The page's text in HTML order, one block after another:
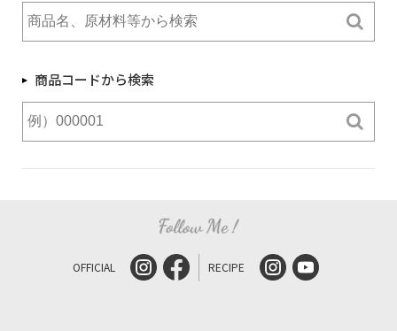
商品コードから検索
OFFICIAL RECIPE